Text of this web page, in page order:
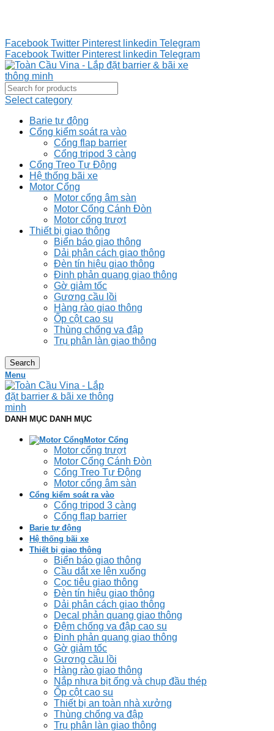
Facebook Twitter Pinterest linkedin Telegram
Facebook Twitter Pinterest linkedin Telegram
Select category
Barie tự động
Cổng kiểm soát ra vào
Cổng flap barrier
Cổng tripod 3 càng
Cổng Treo Tự Động
Hệ thống bãi xe
Motor Cổng
Motor cổng âm sàn
Motor Cổng Cánh Đòn
Motor cổng trượt
Thiết bị giao thông
Biển báo giao thông
Dải phân cách giao thông
Đèn tín hiệu giao thông
Đinh phản quang giao thông
Gờ giảm tốc
Gương cầu lồi
Hàng rào giao thông
Ốp cột cao su
Thùng chống va đập
Trụ phân làn giao thông
Search
Menu
DANH MỤC DANH MỤC
Motor Cổng
Motor cổng trượt
Motor Cổng Cánh Đòn
Cổng Treo Tự Động
Motor cổng âm sàn
Cổng kiểm soát ra vào
Cổng tripod 3 càng
Cổng flap barrier
Barie tự động
Hệ thống bãi xe
Thiết bị giao thông
Biển báo giao thông
Cầu dắt xe lên xuống
Cọc tiêu giao thông
Đèn tín hiệu giao thông
Dải phân cách giao thông
Decal phản quang giao thông
Đệm chống va đập cao su
Đinh phản quang giao thông
Gờ giảm tốc
Gương cầu lồi
Hàng rào giao thông
Nắp nhựa bịt ống và chụp đầu thép
Ốp cột cao su
Thiết bị an toàn nhà xưởng
Thùng chống va đập
Trụ phân làn giao thông